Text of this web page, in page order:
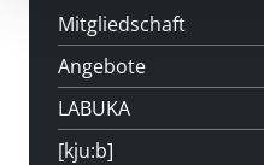
Mitgliedschaft
Angebote
LABUKA
[kju:b]